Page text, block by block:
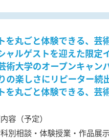
を丸ごと体験できる、芸
ャルゲストを迎えた限定
術大学のオープンキャン
の楽しさにリピーター続
を丸ごと体験できる、
容（予定）
別相談・体験授業・作品展